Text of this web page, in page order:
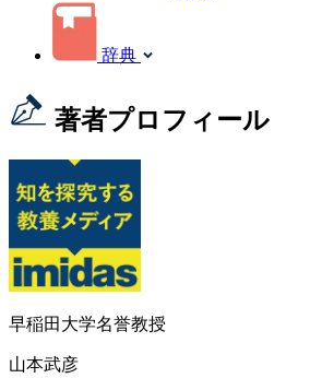
辞典
著者プロフィール
早稲田大学名誉教授
山本武彦